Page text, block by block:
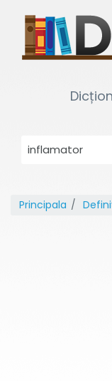
Principala